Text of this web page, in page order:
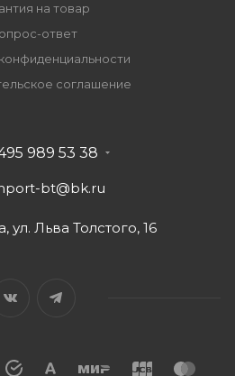
на товар
ответ
соглашение
989 53 38
bt@bk.ru
ул. Льва Толстого, 16